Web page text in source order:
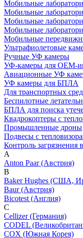
Мобильные
Мобильные
Мобильные
Мобильные
Мобильные
Ультрафиолетовые
Ручные УФ камеры
УФ-камеры для OEM-
Авиационные УФ
УФ камеры для БПЛА
Для транспортных
Беспилотные
БПЛА для поиска
Квадрокоптеры с
Промышленные дроны
Подвесы с
Контроль загрязнения
A
Anton Paar (Австрия)
B
Baker Hughes (США,
Baur (Австрия)
Bicotest (Англия)
C
Cellizer (Германия)
CODEL
COX (Южная Корея)